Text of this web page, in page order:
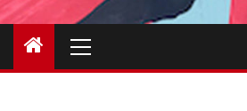
Menu